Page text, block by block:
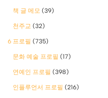
책 글 메모 (39)
천주교 (32)
6 프로필 (735)
문화 예술 프로필 (17)
연예인 프로필 (398)
인플루언서 프로필 (216)